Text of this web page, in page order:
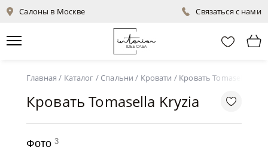
Салоны в Москве Связаться с нами
Главная / Каталог / Спальни / Кровати / Кровать Tomasella
Кровать Tomasella Kryzia
Фото 3